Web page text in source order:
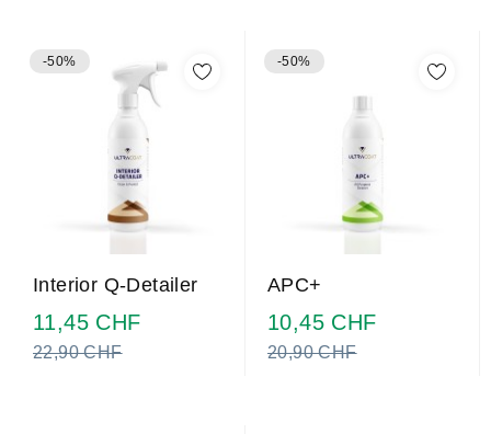
-50%
Interior Q-Detailer
11,45 CHFPrix
22,90 CHF
-50%
APC+
10,45 CHFPrix
20,90 CHF